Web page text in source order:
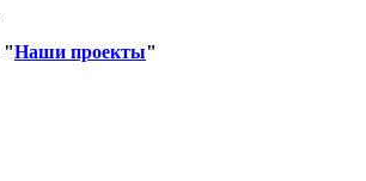
"Наши проекты"